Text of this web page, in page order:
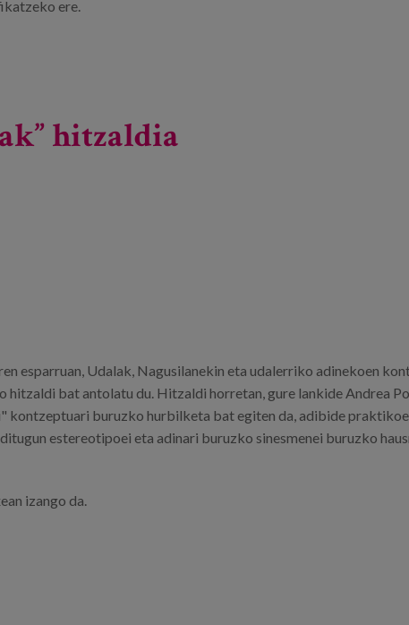
ere.
hitzaldia
esparruan, Udalak, Nagusilanekin eta udalerriko adinekoen
hitzaldi bat antolatu du. Hitzaldi horretan, gure lankide Andrea
kontzeptuari buruzko hurbilketa bat egiten da, adibide
estereotipoei eta adinari buruzko sinesmenei buruzko
izango da.